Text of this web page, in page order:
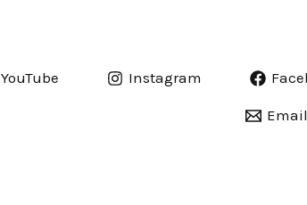
YouTube Instagram
Email